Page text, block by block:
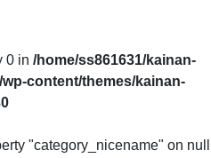
0 in /home/ss861631/kainan-
content/themes/kainan-
"category_nicename" on null